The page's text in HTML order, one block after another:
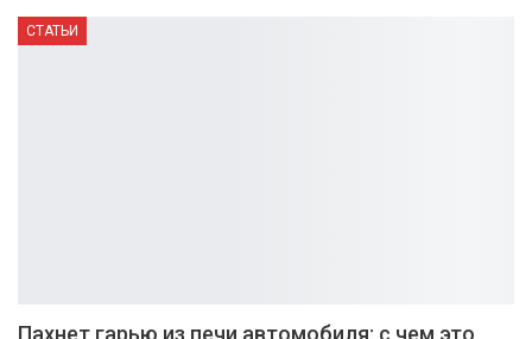
СТАТЬИ